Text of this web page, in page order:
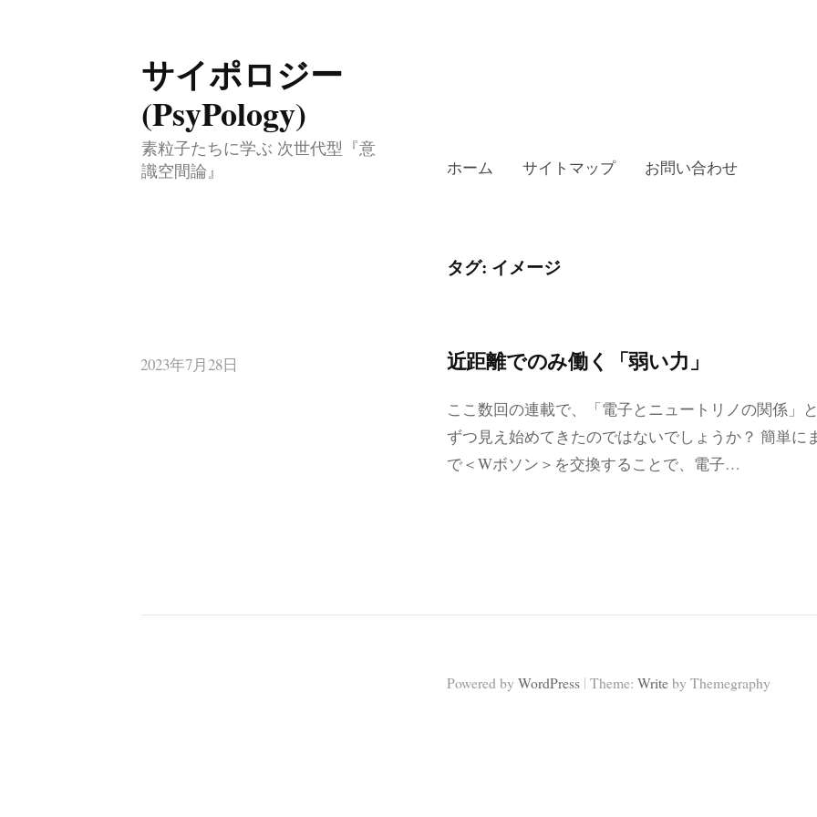
コ
ン
テ
ン
ツ
サイポロジー
(PsyPology)
素粒子たちに学ぶ 次世代型『意
識空間論』
ホーム サイトマップ お問い合わせ
タグ: イメージ
2023年7月28日 近距離でのみ働く「弱い力」
ここ数回の連載で、「電子とニュートリノの関係」
ずつ見え始めてきたのではないでしょうか？ 簡単に
で＜Wボソン＞を交換することで、電子…
Powered by WordPress | Theme: Writeby Themegraphy